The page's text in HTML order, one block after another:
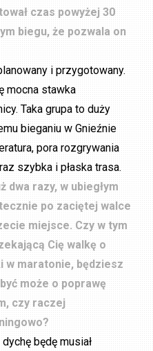
czas powyżej 30
biegu, że pozwala on
i przygotowany.
mocna stawka
Taka grupa to duży
bieganiu w Gnieźnie
pora rozgrywania
szybka i płaska trasa.
dwa razy, w ubiegłym
po zaciętej walce
miejsce. Czy w tym
Cię walkę o
maratonie, będziesz
może o poprawę
czy raczej
będę musiał